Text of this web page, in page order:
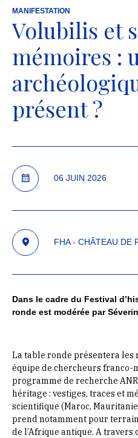
MANIFESTATION
Volubilis et
mémoires :
présent ?
06 JUIN 2026
FHA - CHÂTEAU DE
Dans le cadre du Festival
ronde est modérée par
La table ronde présentera les
équipe de chercheurs franco-
programme de recherche
héritage : vestiges, traces et
scientifique (Maroc,
prend notamment pour
de l’Afrique antique. A travers